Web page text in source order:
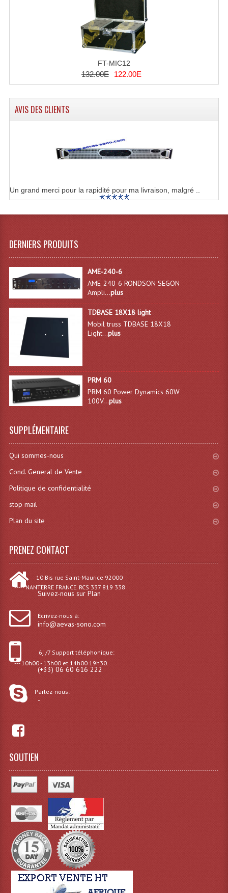
Projecteurs Théatre: Plan Convexe Fresnel
Rampe De Spots
Scanners
Stroboscopes
Câbles Module, Cables Audio
Câbles Enceintes
Connectiques, Prises Etc...
Divers Bricolage
Haut-Parleurs Origine Sav
Membrannes De Haut Parleurs
Pieces Détachées Sav
Accessoires Public-Adress L100V
Amplificateurs (L 100v)
Enceintes Murales (Ligne 100V 16 - 8 Ohm)
Lecteurs Mp3 Et CDs Sources
Sono: Conférences Securité Visite Guidée
Système D'interprétation Simultanée
Sonorisation Securité EN-54
Angle DUO Structure Contest
Angles Structure ASD SX290
Angles Structure ASD SZ 290
Angles Structure Duo290
FT-MIC12
132.00E 122.00E
AVIS DES CLIENTS
Un grand merci pour la rapidité pour ma livraison, malgré ..
DERNIERS PRODUITS
AME-240-6
AME-240-6 RONDSON SEGON
Ampli...plus
TDBASE 18X18 light
Mobil truss TDBASE 18X18
Light...plus
PRM 60
PRM 60 Power Dynamics 60W
100V...plus
SUPPLÉMENTAIRE
Qui sommes-nous
Cond. General de Vente
Politique de confidentialité
stop mail
Plan du site
PRENEZ CONTACT
10 Bis rue Saint-Maurice 92000
----- NANTERRE FRANCE. RCS 337 819 338
Suivez-nous sur Plan
Écrivez-nous à:
info@aevas-sono.com
6j /7 Support téléphonique:
--- 10h00 - 13h00 et 14h00 19h30.
(+33) 06 60 616 222
Parlez-nous:
-
SOUTIEN